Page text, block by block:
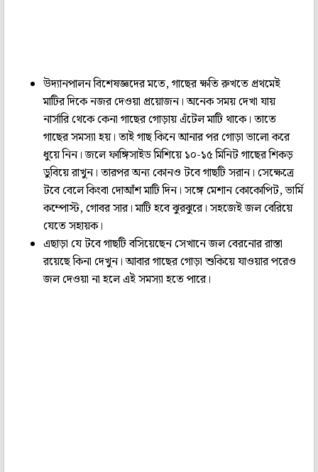
উদ্যানপালন বিশেষজ্ঞদের মতে, গাছের ক্ষতি রুখতে প্রথমেই
মাটির দিকে নজর দেওয়া প্রয়োজন। অনেক সময় দেখা যায়
নার্সারি থেকে কেনা গাছের গোড়ায় এঁটেল মাটি থাকে। তাতে
গাছের সমস্যা হয়। তাই গাছ কিনে আনার পর গোড়া ভালো করে
ধুয়ে নিন। জলে ফাঙ্গিসাইড মিশিয়ে ১০-১৫ মিনিট গাছের শিকড়
ডুবিয়ে রাখুন। তারপর অন্য কোনও টবে গাছটি সরান। সেক্ষেত্রে
টবে বেলে কিংবা দোআঁশ মাটি দিন। সঙ্গে মেশান কোকোপিট, ভার্মি
কম্পোস্ট, গোবর সার। মাটি হবে ঝুরঝুরে। সহজেই জল বেরিয়ে
যেতে সহায়ক।
এছাড়া যে টবে গাছটি বসিয়েছেন সেখানে জল বেরনোর রাস্তা
রয়েছে কিনা দেখুন। আবার গাছের গোড়া শুকিয়ে যাওয়ার পরেও
জল দেওয়া না হলে এই সমস্যা হতে পারে।